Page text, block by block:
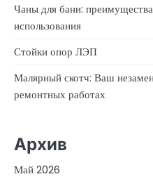
Чаны для бани:
использования
Стойки опор ЛЭП
Малярный скотч: Ваш
ремонтных работах
Архив
Май 2026